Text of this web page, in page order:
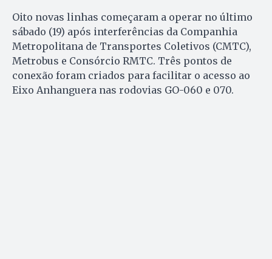
Oito novas linhas começaram a operar no último
sábado (19) após interferências da Companhia
Metropolitana de Transportes Coletivos (CMTC),
Metrobus e Consórcio RMTC. Três pontos de
conexão foram criados para facilitar o acesso ao
Eixo Anhanguera nas rodovias GO-060 e 070.